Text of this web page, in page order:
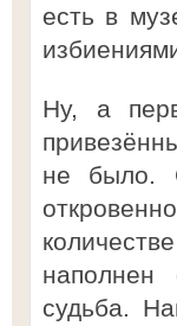
есть в
Ну, а
не было.
наполнен
судьба.